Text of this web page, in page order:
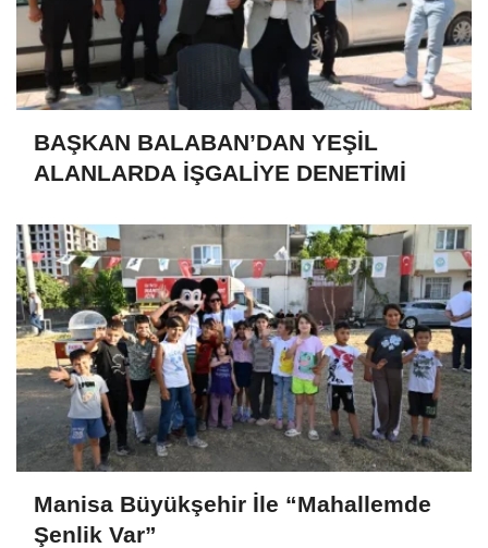
BAŞKAN BALABAN’DAN YEŞİL
ALANLARDA İŞGALİYE DENETİMİ
Manisa Büyükşehir İle “Mahallemde
Şenlik Var”